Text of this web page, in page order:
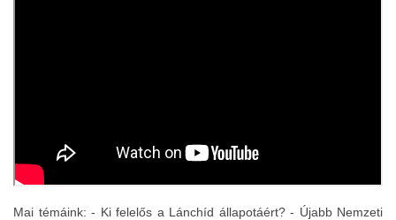
Mai témáink: - Ki felelős a Lánchíd állapotáért? - Újabb Nemzeti